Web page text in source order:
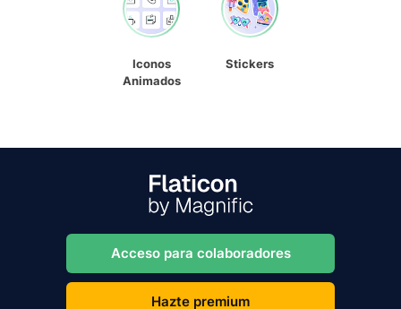
Iconos
Animados
Stickers
Acceso para colaboradores
Hazte premium